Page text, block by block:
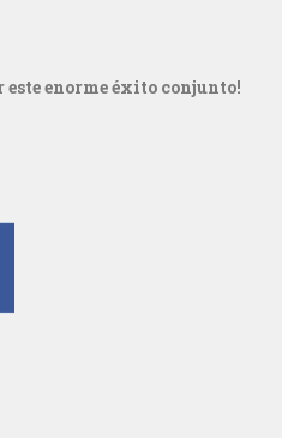
este enorme éxito conjunto!